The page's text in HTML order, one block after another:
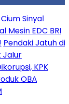
Sinyal
Mesin EDC BRI
Pendaki Jatuh di
Jalur
KPK
OBA